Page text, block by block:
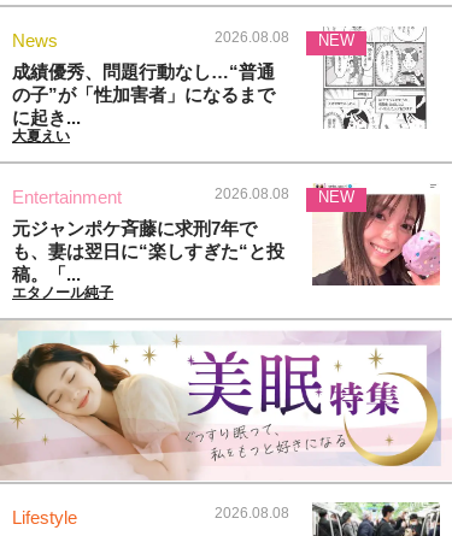
News 2026.08.08
成績優秀、問題行動なし…“普通
の子”が「性加害者」になるまで
に起き...
大夏えい
NEW
Entertainment 2026.08.08
元ジャンポケ斉藤に求刑7年で
も、妻は翌日に“楽しすぎた“と投
稿。「...
エタノール純子
NEW
Lifestyle 2026.08.08